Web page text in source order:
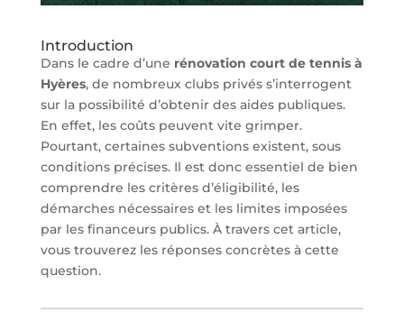
Introduction
Dans le cadre d’une rénovation court de tennis à
Hyères, de nombreux clubs privés s’interrogent
sur la possibilité d’obtenir des aides publiques.
En effet, les coûts peuvent vite grimper.
Pourtant, certaines subventions existent, sous
conditions précises. Il est donc essentiel de bien
comprendre les critères d’éligibilité, les
démarches nécessaires et les limites imposées
par les financeurs publics. À travers cet article,
vous trouverez les réponses concrètes à cette
question.